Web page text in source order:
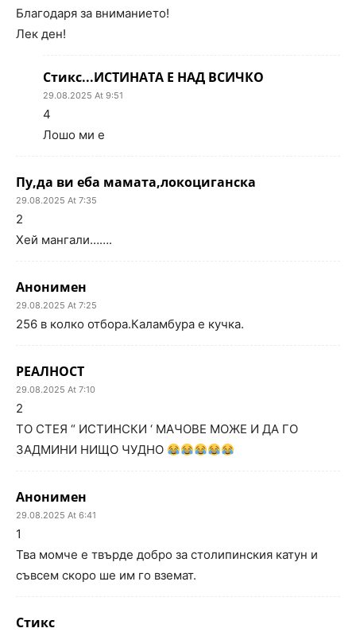
Благодаря за вниманието!
Лек ден!
Стикс...ИСТИНАТА Е НАД ВСИЧКО
29.08.2025 At 9:51
4
Лошо ми е
Пу,да ви еба мамата,локоциганска
29.08.2025 At 7:35
2
Хей мангали…….
Анонимен
29.08.2025 At 7:25
256 в колко отбора.Каламбура е кучка.
РЕАЛНОСТ
29.08.2025 At 7:10
2
ТО СТЕЯ “ ИСТИНСКИ ‘ МАЧОВЕ МОЖЕ И ДА ГО
ЗАДМИНИ НИЩО ЧУДНО
Анонимен
29.08.2025 At 6:41
1
Тва момче е твърде добро за столипинския катун и
съвсем скоро ше им го вземат.
Стикс